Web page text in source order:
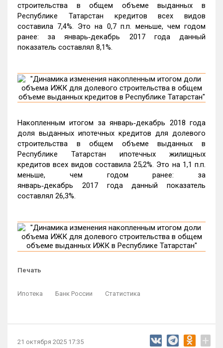
строительства в общем объеме выданных в
Республике Татарстан кредитов всех видов
составила 7,4%. Это на 0,7 п.п. меньше, чем годом
ранее: за январь‑декабрь 2017 года данный
показатель составлял 8,1%.
Накопленным итогом за январь‑декабрь 2018 года
доля выданных ипотечных кредитов для долевого
строительства в общем объеме выданных в
Республике Татарстан ипотечных жилищных
кредитов всех видов составила 25,2%. Это на 1,1 п.п.
меньше, чем годом ранее: за
январь‑декабрь 2017 года данный показатель
составлял 26,3%.
Печать
Ипотека Банк России Статистика
21 октября 2025 17:35 +